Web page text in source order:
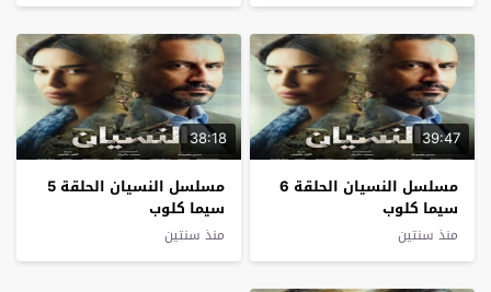
39:47
مسلسل النسيان الحلقة 6
سيما كلوب
منذ سنتين
38:18
مسلسل النسيان الحلقة 5
سيما كلوب
منذ سنتين